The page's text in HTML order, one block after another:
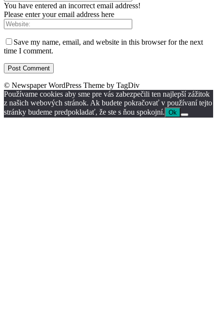
You have entered an incorrect email address!
Please enter your email address here
Save my name, email, and website in this browser for the next
time I comment.
© Newspaper WordPress Theme by TagDiv
Používame cookies aby sme pre vás zabezpečili ten najlepší zážitok
z našich webových stránok. Ak budete pokračovať v používaní tejto
stránky budeme predpokladať, že ste s ňou spokojní. Ok